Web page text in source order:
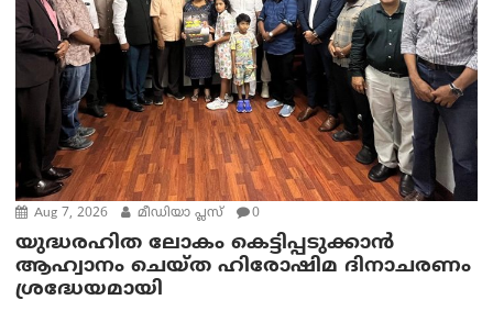
Aug 7, 2026 മീഡിയാ പ്ലസ് 0
യുദ്ധരഹിത ലോകം കെട്ടിപ്പടുക്കാന്‍
ആഹ്വാനം ചെയ്ത ഹിരോഷിമ ദിനാചരണം
ശ്രദ്ധേയമായി